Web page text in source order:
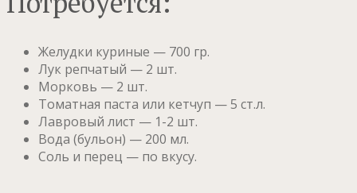
Желудки куриные — 700 гр.
Лук репчатый — 2 шт.
Морковь — 2 шт.
Томатная паста или кетчуп — 5 ст.л.
Лавровый лист — 1-2 шт.
Вода (бульон) — 200 мл.
Соль и перец — по вкусу.